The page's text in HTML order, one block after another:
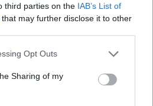
third parties on the IAB’s List of
that may further disclose it to other
app uses one or more Google
behaviour. You may click to
and its third-party tags to
purposes in below Google
Opt Outs
Sharing of my